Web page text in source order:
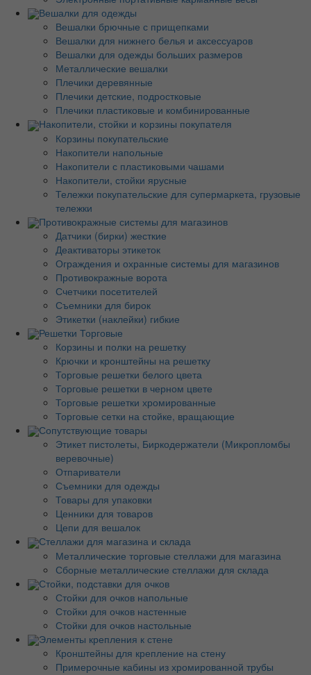
Вешалки для одежды
Вешалки брючные с прищепками
Вешалки для нижнего белья и аксессуаров
Вешалки для одежды больших размеров
Металлические вешалки
Плечики деревянные
Плечики детские, подростковые
Плечики пластиковые и комбинированные
Накопители, стойки и корзины покупателя
Корзины покупательские
Накопители напольные
Накопители с пластиковыми чашами
Накопители, стойки ярусные
Тележки покупательские для супермаркета, грузовые
тележки
Противокражные системы для магазинов
Датчики (бирки) жесткие
Деактиваторы этикеток
Ограждения и охранные системы для магазинов
Противокражные ворота
Счетчики посетителей
Съемники для бирок
Этикетки (наклейки) гибкие
Решетки Торговые
Корзины и полки на решетку
Крючки и кронштейны на решетку
Торговые решетки белого цвета
Торговые решетки в черном цвете
Торговые решетки хромированные
Торговые сетки на стойке, вращающие
Сопутствующие товары
Этикет пистолеты, Биркодержатели (Микропломбы
веревочные)
Отпариватели
Съемники для одежды
Товары для упаковки
Ценники для товаров
Цепи для вешалок
Стеллажи для магазина и склада
Металлические торговые стеллажи для магазина
Сборные металлические стеллажи для склада
Стойки, подставки для очков
Стойки для очков напольные
Стойки для очков настенные
Стойки для очков настольные
Элементы крепления к стене
Кронштейны для крепление на стену
Примерочные кабины из хромированной трубы